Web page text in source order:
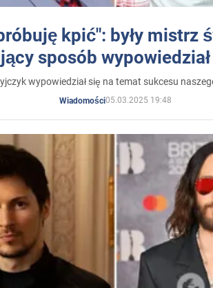
kpić": były mistrz
sposób
wypowiedział się na temat sukcesu
Wiadomości05.03.2025 19:48